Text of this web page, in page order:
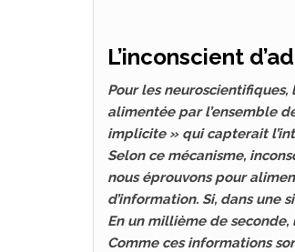
L’inconscient
Pour les
alimentée par l’ensemble
implicite » qui capterait
Selon ce mécanisme,
nous éprouvons pour
d’information. Si, dans une
En un millième de
Comme ces informations